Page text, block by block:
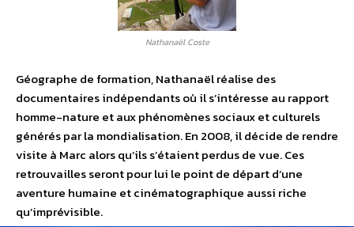
Nathanaël Coste
Géographe de formation, Nathanaël réalise des
documentaires indépendants où il s’intéresse au rapport
homme-nature et aux phénomènes sociaux et culturels
générés par la mondialisation. En 2008, il décide de rendre
visite à Marc alors qu’ils s’étaient perdus de vue. Ces
retrouvailles seront pour lui le point de départ d’une
aventure humaine et cinématographique aussi riche
qu’imprévisible.